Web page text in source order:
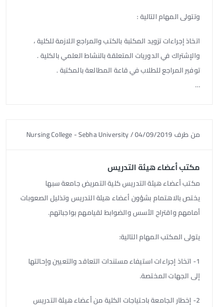
وتتولى المهام التالية :
اتخاذ إجراءات تزويد المكتبة بالكتب والمراجع اللازمة للكلية ،
والإشتراك في الدوريات المتعلقة بالنشاط العلمي بالكلية .
توفير المراجع للطلاب في قاعة المطالعة بالمكتبة .
…
من طرف Nursing College - Sebha University/04/09/2019
مكتب أعضاء هيئة التدريس
مكتب أعضاء هيئة التدريس كلية التمريض جامعة سبها
يختص بالاهتمام بشؤون أعضاء هيئة التدريس وتذليل الصعوبات
أمامهم واقتراح الأسس والضوابط لقيامهم بواجباتهم.
يتولى المكتب المهام التالية:
1- اتخاذ إجراءات استيفاء مستندات التعاقد والتعيين وإحالتها
إلى الجهات المختصة.
2- إخطار الجامعة باحتياجات الكلية من أعضاء هيئة التدريس